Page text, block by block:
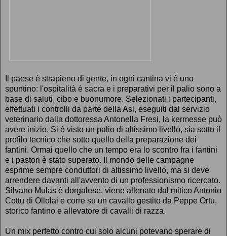
Il paese è strapieno di gente, in ogni cantina vi è uno
spuntino: l'ospitalità è sacra e i preparativi per il palio sono a
base di saluti, cibo e buonumore. Selezionati i partecipanti,
effettuati i controlli da parte della Asl, eseguiti dal servizio
veterinario dalla dottoressa Antonella Fresi, la kermesse può
avere inizio. Si è visto un palio di altissimo livello, sia sotto il
profilo tecnico che sotto quello della preparazione dei
fantini. Ormai quello che un tempo era lo scontro fra i fantini
e i pastori è stato superato. Il mondo delle campagne
esprime sempre conduttori di altissimo livello, ma si deve
arrendere davanti all'avvento di un professionismo ricercato.
Silvano Mulas è dorgalese, viene allenato dal mitico Antonio
Cottu di Ollolai e corre su un cavallo gestito da Peppe Ortu,
storico fantino e allevatore di cavalli di razza.
Un mix perfetto contro cui solo alcuni potevano sperare di